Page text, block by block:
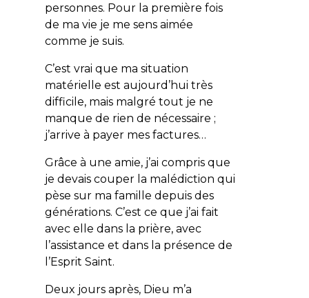
personnes. Pour la première fois
de ma vie je me sens aimée
comme je suis.
C’est vrai que ma situation
matérielle est aujourd’hui très
difficile, mais malgré tout je ne
manque de rien de nécessaire ;
j’arrive à payer mes factures…
Grâce à une amie, j’ai compris que
je devais couper la malédiction qui
pèse sur ma famille depuis des
générations. C’est ce que j’ai fait
avec elle dans la prière, avec
l’assistance et dans la présence de
l’Esprit Saint.
Deux jours après, Dieu m’a